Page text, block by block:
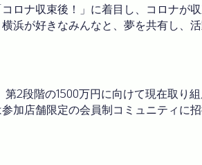
ロナ収束後！」に着目し、コロナが
が好きなみんなと、夢を共有し、
2段階の1500万円に向けて現在取り
加店舗限定の会員制コミュニティに